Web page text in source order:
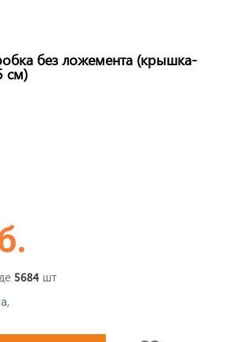
без ложемента (крышка-
см)
5684 шт
,